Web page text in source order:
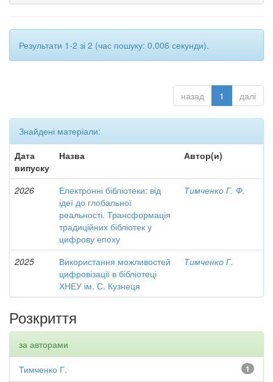
Результати 1-2 зі 2 (час пошуку: 0.006 секунди).
назад 1 далі
Знайдені матеріали:
Дата
випуску
Назва Автор(и)
2026
Електронні бібліотеки: від
ідеї до глобальної
реальності. Трансформація
традиційних бібліотек у
цифрову епоху
Тимченко Г. Ф.
2025
Використання можливостей
цифровізації в бібліотеці
ХНЕУ ім. С. Кузнеця
Тимченко Г.
Розкриття
за авторами
1
Тимченко Г.